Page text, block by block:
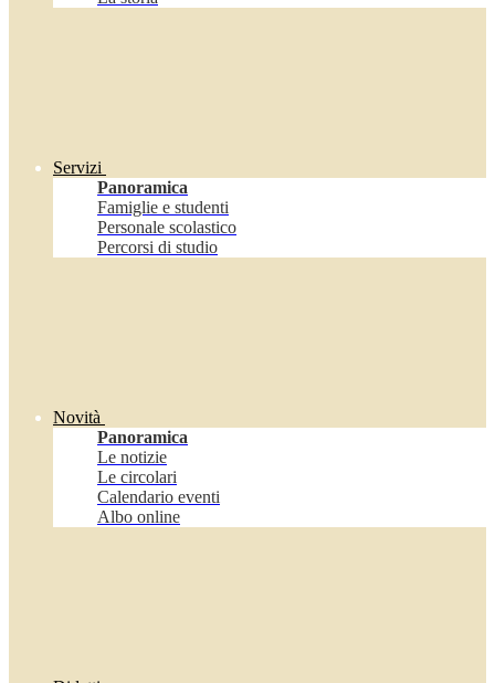
Servizi
Panoramica
Famiglie e studenti
Personale scolastico
Percorsi di studio
Novità
Panoramica
Le notizie
Le circolari
Calendario eventi
Albo online